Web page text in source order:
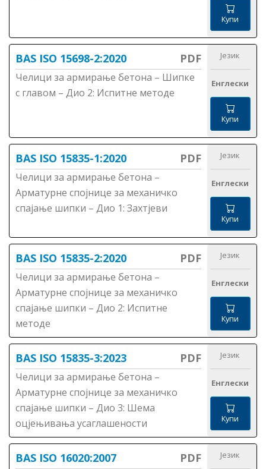
Купи
BAS ISO 15698-2:2020 PDF
Челици за армирање бетона – Шипке
с главом – Дио 2: Испитне методе
Језик
Енглески
Купи
BAS ISO 15835-1:2020 PDF
Челици за армирање бетона –
Арматурне спојнице за механичко
спајање шипки – Дио 1: Захтјеви
Језик
Енглески
Купи
BAS ISO 15835-2:2020 PDF
Челици за армирање бетона –
Арматурне спојнице за механичко
спајање шипки – Дио 2: Испитне
методе
Језик
Енглески
Купи
BAS ISO 15835-3:2023 PDF
Челици за армирање бетона –
Арматурне спојнице за механичко
спајање шипки – Дио 3: Шема
оцјењивања усаглашености
Језик
Енглески
Купи
BAS ISO 16020:2007 PDF Језик